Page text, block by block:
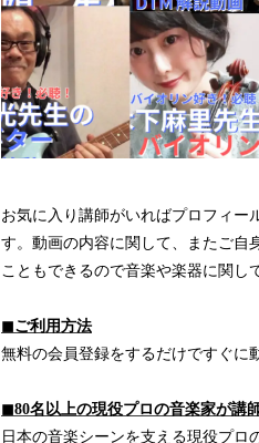
お気に入り講師がいればプロフィー
す。動画の内容に関して、またご自
こともできるので音楽や楽器に関し
◼︎ご利用方法
無料の会員登録をするだけですぐに
◼︎80名以上の現役プロの音楽家が講
日本の音楽シーンを支える現役プロ